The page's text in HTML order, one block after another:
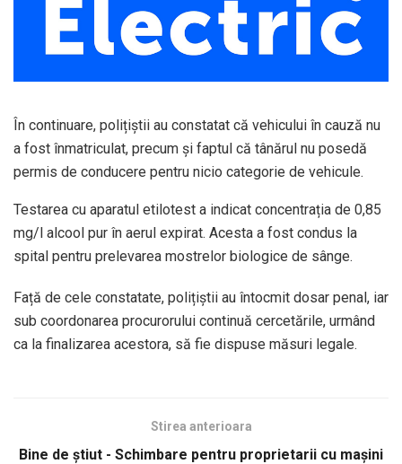
În continuare, polițiștii au constatat că vehicului în cauză nu
a fost înmatriculat, precum și faptul că tânărul nu posedă
permis de conducere pentru nicio categorie de vehicule.
Testarea cu aparatul etilotest a indicat concentrația de 0,85
mg/l alcool pur în aerul expirat. Acesta a fost condus la
spital pentru prelevarea mostrelor biologice de sânge.
Față de cele constatate, polițiștii au întocmit dosar penal, iar
sub coordonarea procurorului continuă cercetările, urmând
ca la finalizarea acestora, să fie dispuse măsuri legale.
Stirea anterioara
Bine de știut - Schimbare pentru proprietarii cu mașini